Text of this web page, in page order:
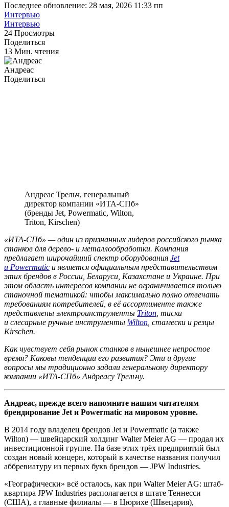
Последнее обновление: 28 мая, 2026 11:33 пп
Интервью
Интервью
24 Просмотры
Поделиться
13 Мин. чтения
Андреас
Поделиться
Андреас Трельч, генеральный
директор компании «ИТА-СПб»
(бренды Jet, Powermatic, Wilton,
Triton, Kirschen)
«ИТА-СПб» — один из признанных лидеров российского рынка
станков для дерево‑ и металлообработки. Компания
предлагает широчайший спектр оборудования Jet
и Powermatic и является официальным представительством
этих брендов в России, Беларуси, Казахстане и Украине. При
этом область интересов компании не ограничивается только
станочной тематикой: чтобы максимально полно отвечать
требованиям потребителей, в её ассортименте также
представлены электроинструменты Triton , тиски
и слесарные ручные инструменты Wilton , стамески и резцы
Kirschen.
Как чувствует себя рынок станков в нынешнее непростое
время? Каковы тенденции его развития? Эти и другие
вопросы мы традиционно задали генеральному директору
компании «ИТА-СПб» Андреасу Трельчу.
Андреас, прежде всего напомните нашим читателям
брендирование Jet и Powermatic на мировом уровне.
В 2014 году владелец брендов Jet и Powermatic (а также
Wilton) — швейцарский холдинг Walter Meier AG — продал их
инвестиционной группе. На базе этих трёх предприятий был
создан новый концерн, который в качестве названия получил
аббревиатуру из первых букв брендов — JPW Industries.
«Географически» всё осталось, как при Walter Meier AG: штаб-
квартира JPW Industries располагается в штате Теннесси
(США), а главные филиалы — в Цюрихе (Швецария),